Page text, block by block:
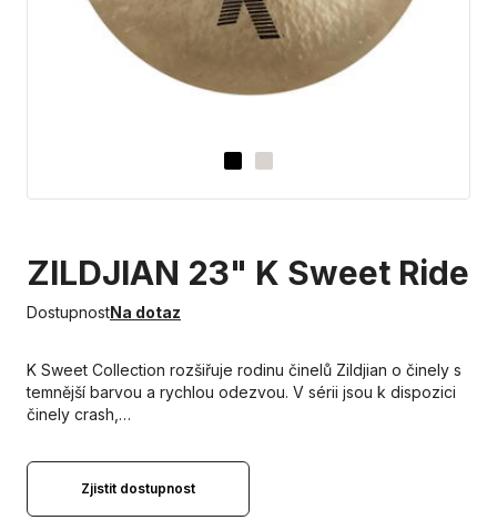
ZILDJIAN 23" K Sweet Ride
DostupnostNa dotaz
K Sweet Collection rozšiřuje rodinu činelů Zildjian o činely s
temnější barvou a rychlou odezvou. V sérii jsou k dispozici
činely crash,…
Zjistit dostupnost